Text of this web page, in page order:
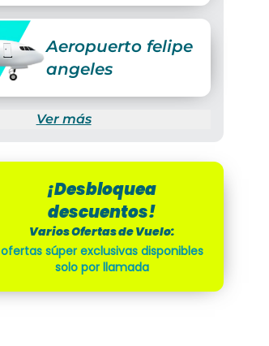
Aeropuerto felipe
angeles
Ver más
¡Desbloquea
descuentos!
Varios Ofertas de Vuelo:
ofertas súper exclusivas disponibles
solo por llamada